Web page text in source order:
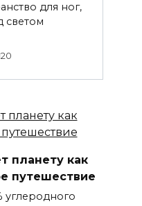
для ног,
светом
планету как
путешествие